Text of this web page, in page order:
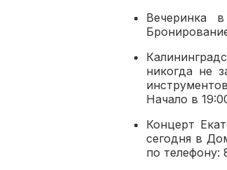
Вечеринка
никогда не
Начало в
Концерт
сегодня в
по телефону: